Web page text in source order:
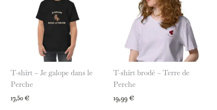
T-shirt – Je galope dans le
Perche
17,50€
T-shirt brodé – Terre de
Perche
19,99 €